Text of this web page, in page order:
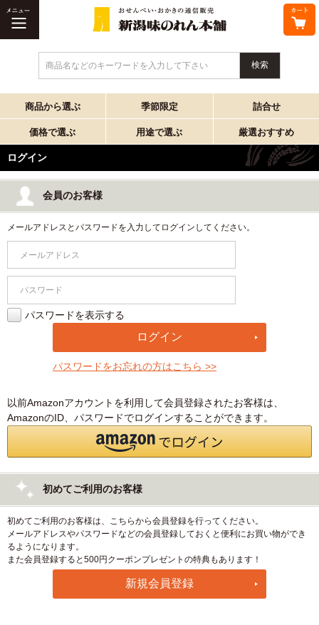
商品名などのキーワードを入力して下さい
商品から選ぶ 季節限定 詰合せ
価格で選ぶ 用途で選ぶ 厳選おすすめ
ログイン
会員のお客様
メールアドレスとパスワードを入力してログインしてください。
パスワードを表示する
パスワードをお忘れの方はこちら >>
以前Amazonアカウントを利用して会員登録されたお客様は、
AmazonのID、パスワードでログインすることができます。
初めてご利用のお客様
初めてご利用のお客様は、こちらから会員登録を行ってください。
メールアドレスやパスワードなどの会員登録しておくと便利にお買い物ができ
るようになります。
また会員登録すると500円クーポンプレゼントの特典もあります！